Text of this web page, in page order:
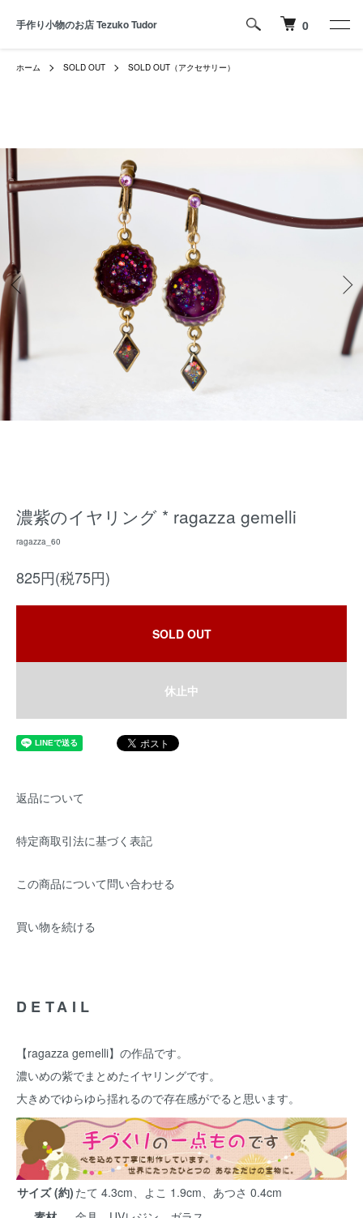
手作り小物のお店 Tezuko Tudor 0
ホーム SOLD OUT SOLD OUT（アクセサリー）
濃紫のイヤリング * ragazza gemelli
ragazza_60
825円(税75円)
SOLD OUT
休止中
返品について
特定商取引法に基づく表記
この商品について問い合わせる
買い物を続ける
DETAIL
【ragazza gemelli】の作品です。
濃いめの紫でまとめたイヤリングです。
大きめでゆらゆら揺れるので存在感がでると思います。
サイズ (約) たて 4.3cm、よこ 1.9cm、あつさ 0.4cm